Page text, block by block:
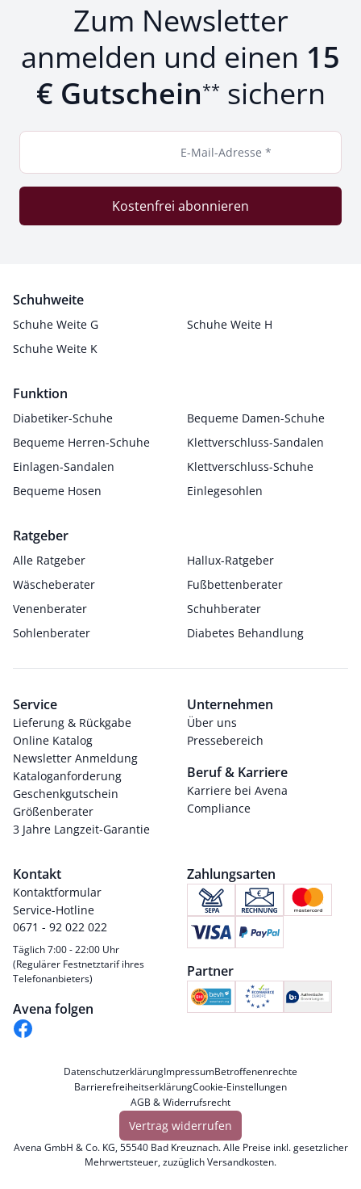
Zum Newsletter
anmelden und einen 15
€ Gutschein** sichern
E-Mail-Adresse *
Kostenfrei abonnieren
Schuhweite
Schuhe Weite G
Schuhe Weite H
Schuhe Weite K
Funktion
Diabetiker-Schuhe
Bequeme Damen-Schuhe
Bequeme Herren-Schuhe
Klettverschluss-Sandalen
Einlagen-Sandalen
Klettverschluss-Schuhe
Bequeme Hosen
Einlegesohlen
Ratgeber
Alle Ratgeber
Hallux-Ratgeber
Wäscheberater
Fußbettenberater
Venenberater
Schuhberater
Sohlenberater
Diabetes Behandlung
Service
Lieferung & Rückgabe
Online Katalog
Newsletter Anmeldung
Kataloganforderung
Geschenkgutschein
Größenberater
3 Jahre Langzeit-Garantie
Unternehmen
Über uns
Pressebereich
Beruf & Karriere
Karriere bei Avena
Compliance
Kontakt
Kontaktformular
Service-Hotline
0671 - 92 022 022
Täglich 7:00 - 22:00 Uhr
(Regulärer Festnetztarif ihres
Telefonanbieters)
Avena folgen
Zahlungsarten
Partner
DatenschutzerklärungImpressumBetroffenenrechte
BarrierefreiheitserklärungCookie-Einstellungen
AGB & Widerrufsrecht
Vertrag widerrufen
Avena GmbH & Co. KG, 55540 Bad Kreuznach. Alle Preise inkl. gesetzlicher
Mehrwertsteuer, zuzüglichVersandkosten.